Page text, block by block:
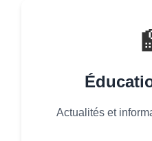
Actualités et